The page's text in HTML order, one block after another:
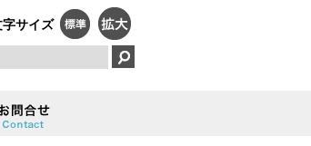
ずおかは、障害のある人のはたらく笑顔で、福祉と
字サイズ